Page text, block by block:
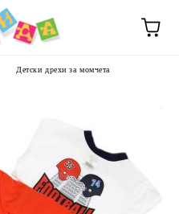
Детски дрехи за момчета